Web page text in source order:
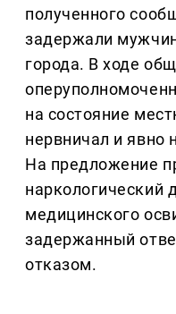
полученного
задержали
города. В ходе
на состояние
нервничал и явно
На предложение
наркологический
медицинского
задержанный
отказом.